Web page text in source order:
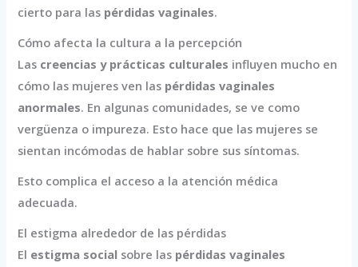
cierto para las pérdidas vaginales.
Cómo afecta la cultura a la percepción
Las creencias y prácticas culturales influyen mucho en
cómo las mujeres ven las pérdidas vaginales
anormales. En algunas comunidades, se ve como
vergüenza o impureza. Esto hace que las mujeres se
sientan incómodas de hablar sobre sus síntomas.
Esto complica el acceso a la atención médica
adecuada.
El estigma alrededor de las pérdidas
El estigma social sobre las pérdidas vaginales